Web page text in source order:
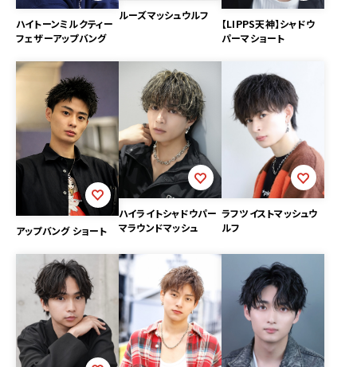
ハイトーンミルクティー
フェザーアップバング
ルーズマッシュウルフ
【LIPPS天神】シャドウ
パーマショート
アップバング ショート
ハイライトシャドウパー
マラウンドマッシュ
ラフツイストマッシュウ
ルフ